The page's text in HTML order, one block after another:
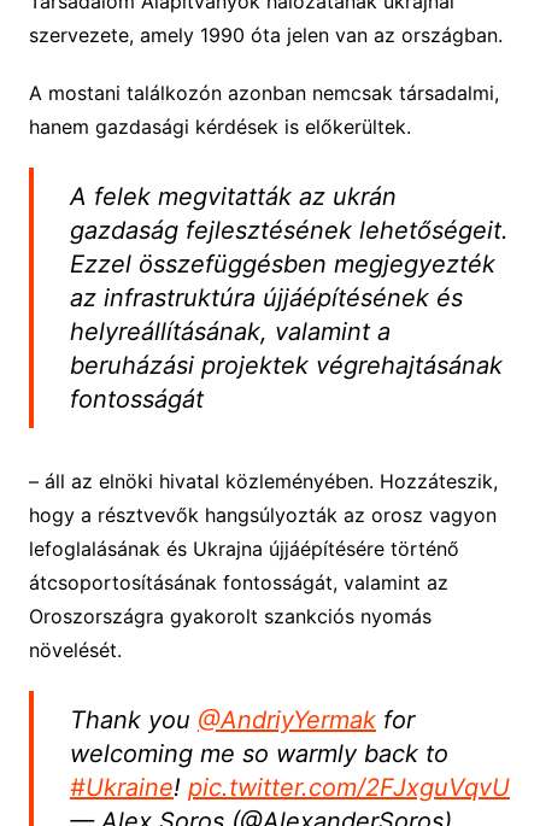
szervezete, amely 1990 óta jelen van az országban.
A mostani találkozón azonban nemcsak társadalmi,
hanem gazdasági kérdések is előkerültek.
A felek megvitatták az ukrán
gazdaság fejlesztésének lehetőségeit.
Ezzel összefüggésben megjegyezték
az infrastruktúra újjáépítésének és
helyreállításának, valamint a
beruházási projektek végrehajtásának
fontosságát
– áll az elnöki hivatal közleményében. Hozzáteszik,
hogy a résztvevők hangsúlyozták az orosz vagyon
lefoglalásának és Ukrajna újjáépítésére történő
átcsoportosításának fontosságát, valamint az
Oroszországra gyakorolt szankciós nyomás
növelését.
Thank you @AndriyYermakfor
welcoming me so warmly back to
#Ukraine! pic.twitter.com/2FJxguVqvU